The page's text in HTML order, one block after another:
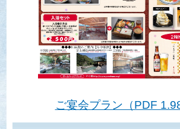
ご宴会プラン（PDF